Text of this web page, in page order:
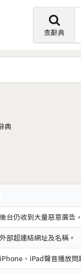
查辭典
典
台仍收到大量惡意廣告
部超連結網址及名稱。
、iPad聲音播放問